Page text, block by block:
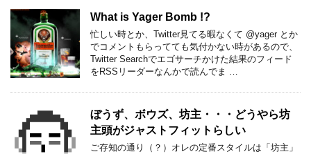
What is Yager Bomb !?
忙しい時とか、Twitter見てる暇なくて @yager とか
でコメントもらってても気付かない時があるので、
Twitter Searchでエゴサーチかけた結果のフィード
をRSSリーダーなんかで読んでま …
ぼうず、ボウズ、坊主・・・どうやら坊
主頭がジャストフィットらしい
ご存知の通り（？）オレの定番スタイルは「坊主」